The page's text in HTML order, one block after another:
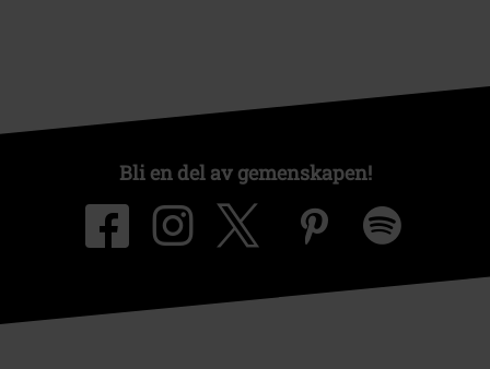
Bli en del av gemenskapen!